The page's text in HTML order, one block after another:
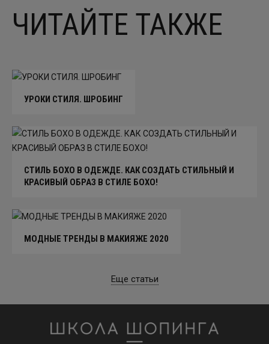
ЧИТАЙТЕ ТАКЖЕ
УРОКИ СТИЛЯ. ШРОБИНГ
СТИЛЬ БОХО В ОДЕЖДЕ. КАК СОЗДАТЬ СТИЛЬНЫЙ И
КРАСИВЫЙ ОБРАЗ В СТИЛЕ БОХО!
МОДНЫЕ ТРЕНДЫ В МАКИЯЖЕ 2020
Еще статьи